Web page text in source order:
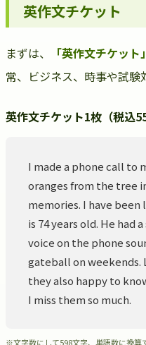
英作文チケット
まずは、 「英作文チケット」
常、ビジネス、時事や試
英作文チケット1枚（税込
I made a phone call to
oranges from the tree
memories. I have
is 74 years old. He had
voice on the phone
gateball on weekends.
they also happy to
I miss them so much.
※文字数にして598文字、単語数に換算